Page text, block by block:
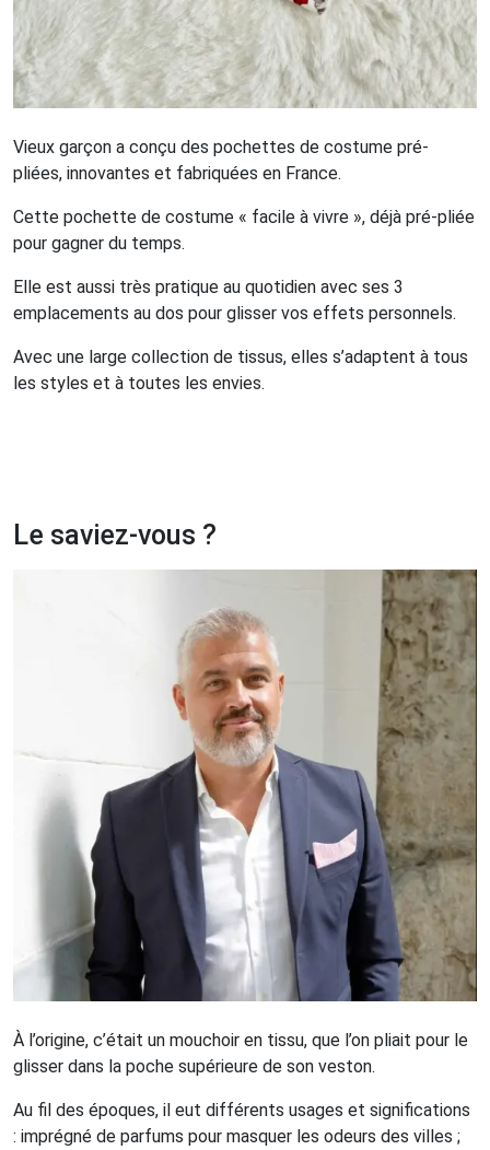
Vieux garçon a conçu des pochettes de costume pré-
pliées, innovantes et fabriquées en France.
Cette pochette de costume « facile à vivre », déjà pré-pliée
pour gagner du temps.
Elle est aussi très pratique au quotidien avec ses 3
emplacements au dos pour glisser vos effets personnels.
Avec une large collection de tissus, elles s’adaptent à tous
les styles et à toutes les envies.
Le saviez-vous ?
À l’origine, c’était un mouchoir en tissu, que l’on pliait pour le
glisser dans la poche supérieure de son veston.
Au fil des époques, il eut différents usages et significations
: imprégné de parfums pour masquer les odeurs des villes ;